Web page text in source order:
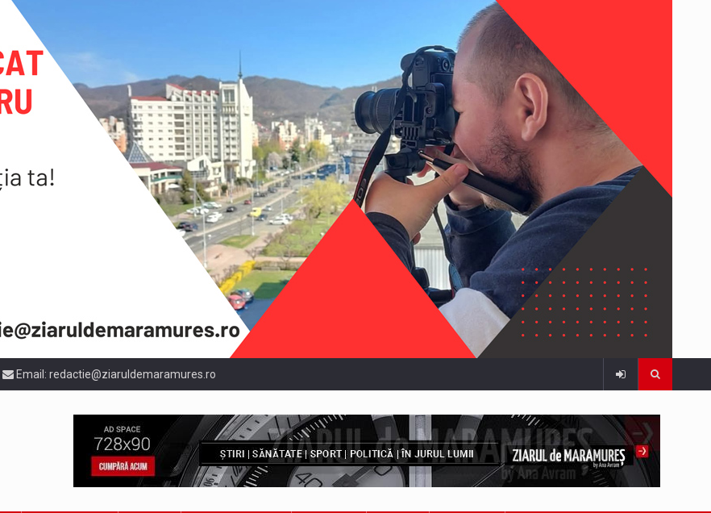
Email: redactie@ziaruldemaramures.ro